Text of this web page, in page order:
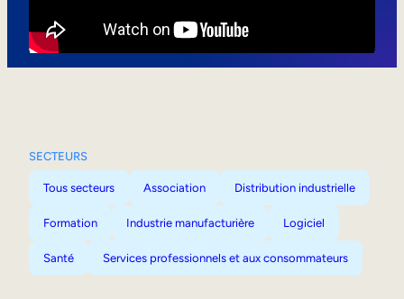
SECTEURS
Tous secteurs Association Distribution industrielle
Formation Industrie manufacturière Logiciel
Santé Services professionnels et aux consommateurs